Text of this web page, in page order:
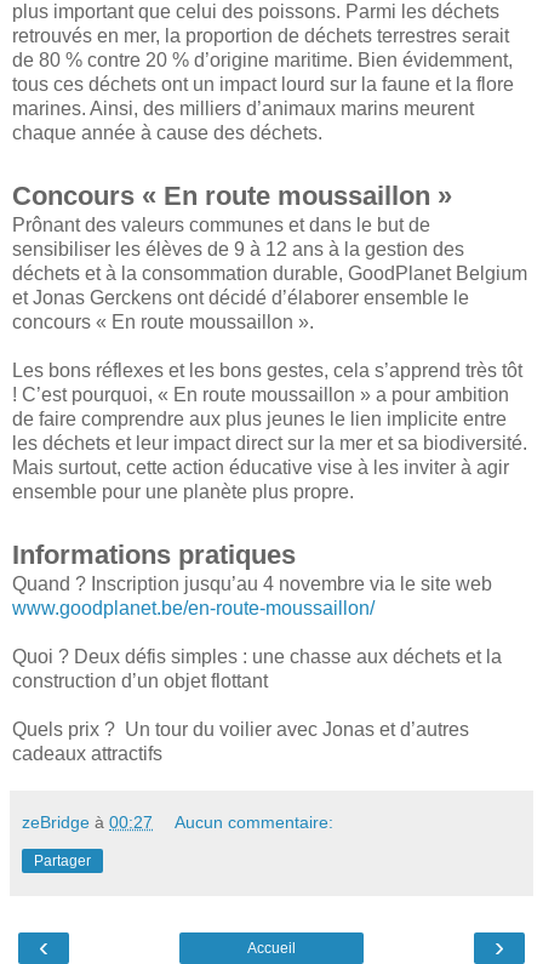
plus important que celui des poissons. Parmi les déchets
retrouvés en mer, la proportion de déchets terrestres serait
de 80 % contre 20 % d’origine maritime. Bien évidemment,
tous ces déchets ont un impact lourd sur la faune et la flore
marines. Ainsi, des milliers d’animaux marins meurent
chaque année à cause des déchets.
Concours « En route moussaillon »
Prônant des valeurs communes et dans le but de
sensibiliser les élèves de 9 à 12 ans à la gestion des
déchets et à la consommation durable, GoodPlanet Belgium
et Jonas Gerckens ont décidé d’élaborer ensemble le
concours « En route moussaillon ».
Les bons réflexes et les bons gestes, cela s’apprend très tôt
! C’est pourquoi, « En route moussaillon » a pour ambition
de faire comprendre aux plus jeunes le lien implicite entre
les déchets et leur impact direct sur la mer et sa biodiversité.
Mais surtout, cette action éducative vise à les inviter à agir
ensemble pour une planète plus propre.
Informations pratiques
Quand ? Inscription jusqu’au 4 novembre via le site web
www.goodplanet.be/en-route-moussaillon/
Quoi ? Deux défis simples : une chasse aux déchets et la
construction d’un objet flottant
Quels prix ? Un tour du voilier avec Jonas et d’autres
cadeaux attractifs
zeBridge à 00:27 Aucun commentaire:
Partager
‹ ›
Accueil